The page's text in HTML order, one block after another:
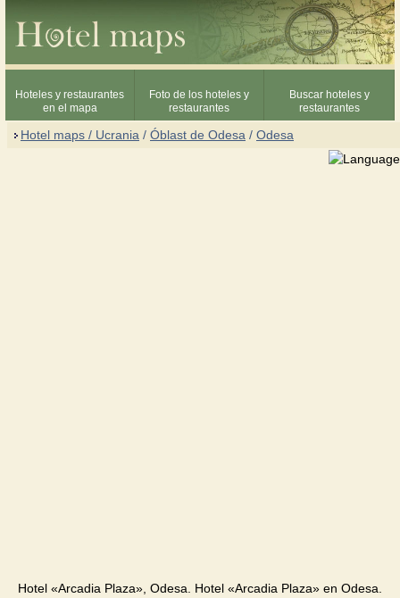
Hoteles y restaurantes
en el mapa
Foto de los hoteles y
restaurantes
Buscar hoteles y
restaurantes
Hotel maps / Ucrania / Óblast de Odesa / Odesa
Hotel «Arcadia Plaza», Odesa. Hotel «Arcadia Plaza» en Odesa.